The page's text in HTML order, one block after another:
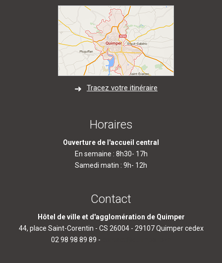
Tracez votre itinéraire
Horaires
Ouverture de l'accueil central
En semaine : 8h30- 17h
Samedi matin : 9h- 12h
Contact
Hôtel de ville et d'agglomération de Quimper
44, place Saint-Corentin - CS 26004 - 29107 Quimper cedex
02 98 98 89 89 -